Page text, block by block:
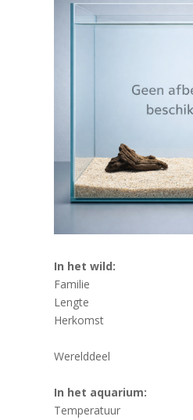
In het wild:
Familie
Lengte
Herkomst
Werelddeel
In het aquarium:
Temperatuur